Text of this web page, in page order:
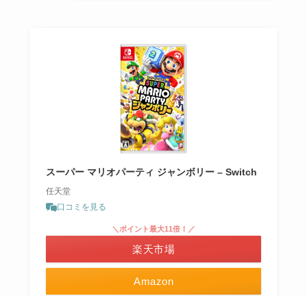
スーパー マリオパーティ ジャンボリー – Switch
任天堂
口コミを見る
Amazon
＼ポイント最大11倍！／
楽天市場